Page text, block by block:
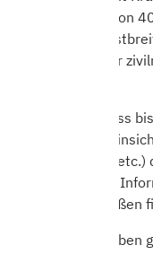
Gesamtmasse von
mit einer
behördliche oder
Das Produkt muss
(insbesondere
Treppenhäuser,
werden können.
Verpackungsmaßen
Wenn eine der